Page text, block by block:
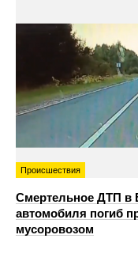
Происшествия
Смертельное ДТП в
автомобиля погиб
мусоровозом